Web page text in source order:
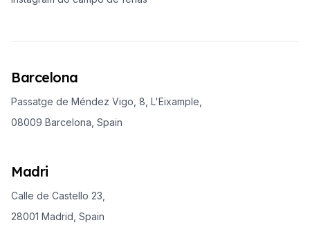
Barcelona
Passatge de Méndez Vigo, 8, L'Eixample,
08009 Barcelona, Spain
Madri
Calle de Castello 23,
28001 Madrid, Spain